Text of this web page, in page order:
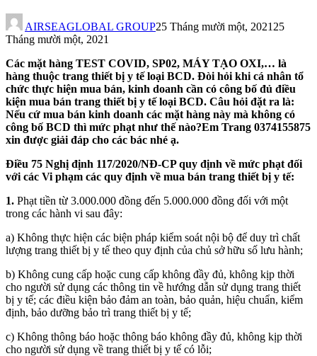
AIRSEAGLOBAL GROUP25 Tháng mười một, 2021 25
Tháng mười một, 2021
Các mặt hàng TEST COVID, SP02, MÁY TẠO OXI,… là
hàng thuộc trang thiết bị y tế loại BCD. Đòi hỏi khi cá nhân tổ
chức thực hiện mua bán, kinh doanh cần có công bố đủ điều
kiện mua bán trang thiết bị y tế loại BCD. Câu hỏi đặt ra là:
Nếu cứ mua bán kinh doanh các mặt hàng này mà không có
công bố BCD thì mức phạt như thế nào?Em Trang 0374155875
xin được giải đáp cho các bác nhé ạ.
Điều 75 Nghị định 117/2020/NĐ-CP quy định về mức phạt đối
với các Vi phạm các quy định về mua bán trang thiết bị y tế:
1. Phạt tiền từ 3.000.000 đồng đến 5.000.000 đồng đối với một
trong các hành vi sau đây:
a) Không thực hiện các biện pháp kiểm soát nội bộ để duy trì chất
lượng trang thiết bị y tế theo quy định của chủ sở hữu số lưu hành;
b) Không cung cấp hoặc cung cấp không đầy đủ, không kịp thời
cho người sử dụng các thông tin về hướng dẫn sử dụng trang thiết
bị y tế; các điều kiện bảo đảm an toàn, bảo quản, hiệu chuẩn, kiểm
định, bảo dưỡng bảo trì trang thiết bị y tế;
c) Không thông báo hoặc thông báo không đầy đủ, không kịp thời
cho người sử dụng về trang thiết bị y tế có lỗi;